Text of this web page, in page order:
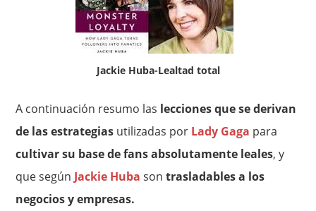
Jackie Huba-Lealtad total
A continuación resumo las lecciones que se derivan
de las estrategias utilizadas por Lady Gaga para
cultivar su base de fans absolutamente leales, y
que según Jackie Huba sontrasladables a los
negocios y empresas.